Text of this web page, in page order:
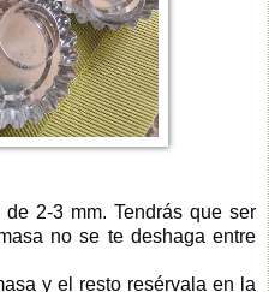
2-3 mm. Tendrás que ser
no se te deshaga entre
y el resto resérvala en la